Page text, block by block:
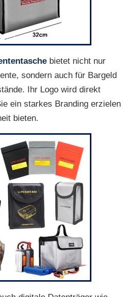
bietet nicht nur
sondern auch für Bargeld
Ihr Logo wird direkt
ein starkes Branding erzielen
bieten.